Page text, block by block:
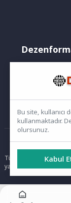
Yayınlanan
rağmen bazı
bilgiler
haberleri
Tüm hakları saklıdır.
yayımlanamaz ve
Bu site, kullanıcı
kullanmaktadır.
olursunuz.
Kabul